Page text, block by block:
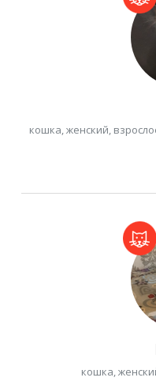
кошка, женский,
кошка,